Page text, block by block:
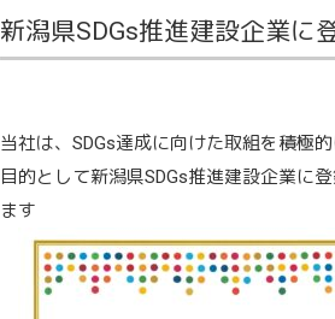
新潟県SDGs推進建設企業に
当社は、SDGs達成に向けた取組を積極
目的として新潟県SDGs推進建設企業に
ます